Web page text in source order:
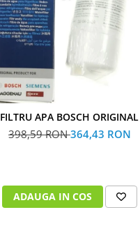
FILTRU APA BOSCH ORIGINAL
398,59 RON364,43 RON
ADAUGA IN COS